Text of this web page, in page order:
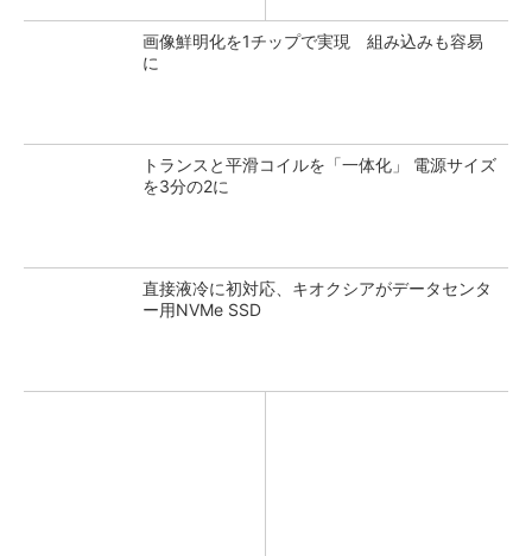
画像鮮明化を1チップで実現 組み込みも容易
に
トランスと平滑コイルを「一体化」 電源サイズ
を3分の2に
直接液冷に初対応、キオクシアがデータセンタ
ー用NVMe SSD